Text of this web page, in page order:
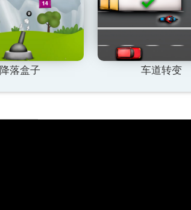
降落盒子 车道转变